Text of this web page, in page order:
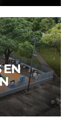
EN